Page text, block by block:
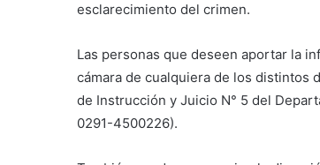
esclarecimiento del crimen.
Las personas que deseen aportar la
cámara de cualquiera de los distintos
de Instrucción y Juicio N° 5 del
0291-4500226).